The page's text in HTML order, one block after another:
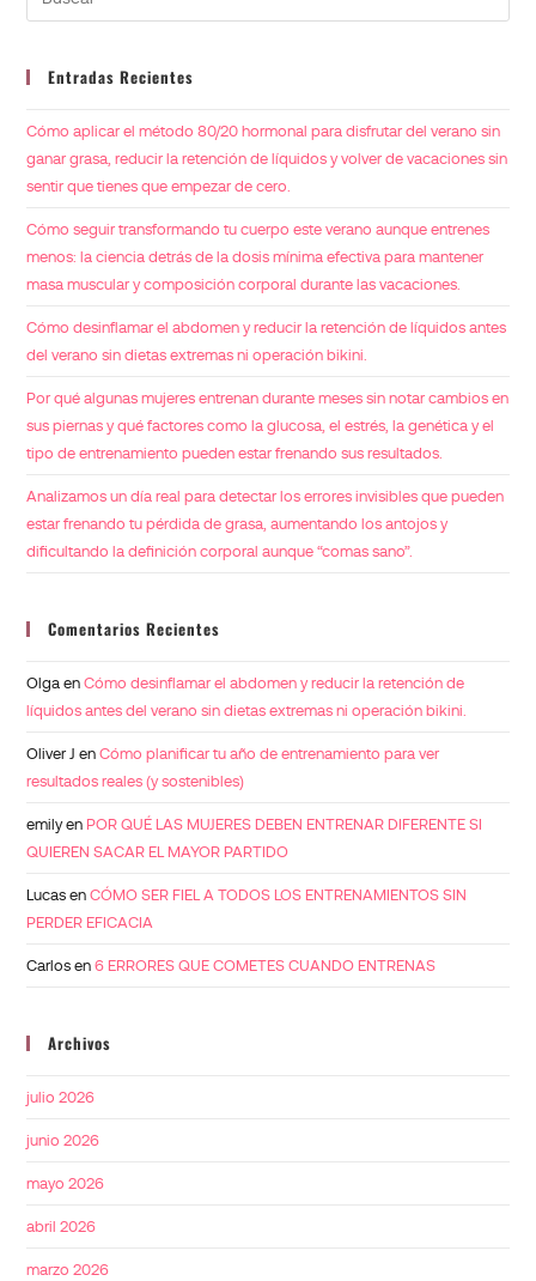
Entradas Recientes
Cómo aplicar el método 80/20 hormonal para disfrutar del verano sin
ganar grasa, reducir la retención de líquidos y volver de vacaciones sin
sentir que tienes que empezar de cero.
Cómo seguir transformando tu cuerpo este verano aunque entrenes
menos: la ciencia detrás de la dosis mínima efectiva para mantener
masa muscular y composición corporal durante las vacaciones.
Cómo desinflamar el abdomen y reducir la retención de líquidos antes
del verano sin dietas extremas ni operación bikini.
Por qué algunas mujeres entrenan durante meses sin notar cambios en
sus piernas y qué factores como la glucosa, el estrés, la genética y el
tipo de entrenamiento pueden estar frenando sus resultados.
Analizamos un día real para detectar los errores invisibles que pueden
estar frenando tu pérdida de grasa, aumentando los antojos y
dificultando la definición corporal aunque “comas sano”.
Comentarios Recientes
Olga enCómo desinflamar el abdomen y reducir la retención de
líquidos antes del verano sin dietas extremas ni operación bikini.
Oliver J enCómo planificar tu año de entrenamiento para ver
resultados reales (y sostenibles)
emilyen POR QUÉ LAS MUJERES DEBEN ENTRENAR DIFERENTE SI
QUIEREN SACAR EL MAYOR PARTIDO
Lucas enCÓMO SER FIEL A TODOS LOS ENTRENAMIENTOS SIN
PERDER EFICACIA
Carlos en6 ERRORES QUE COMETES CUANDO ENTRENAS
Archivos
julio 2026
junio 2026
mayo 2026
abril 2026
marzo 2026